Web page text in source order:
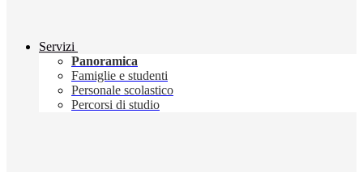
Servizi
Panoramica
Famiglie e studenti
Personale scolastico
Percorsi di studio